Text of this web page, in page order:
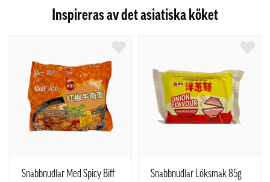
Inspireras av det asiatiska köket
Snabbnudlar Med Spicy Biff
Snabbnudlar Löksmak 85g